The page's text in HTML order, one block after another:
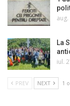
La
iul.
PREV NEXT 1